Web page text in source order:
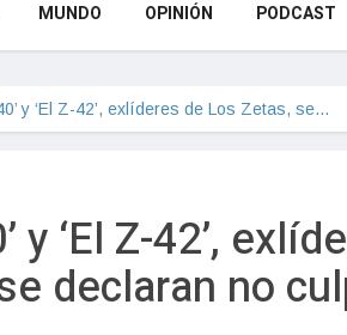
MUNDO OPINIÓN PODCAST
y ‘El Z-42’, exlíderes de Los Zetas, se…
y ‘El Z-42’,
declaran no